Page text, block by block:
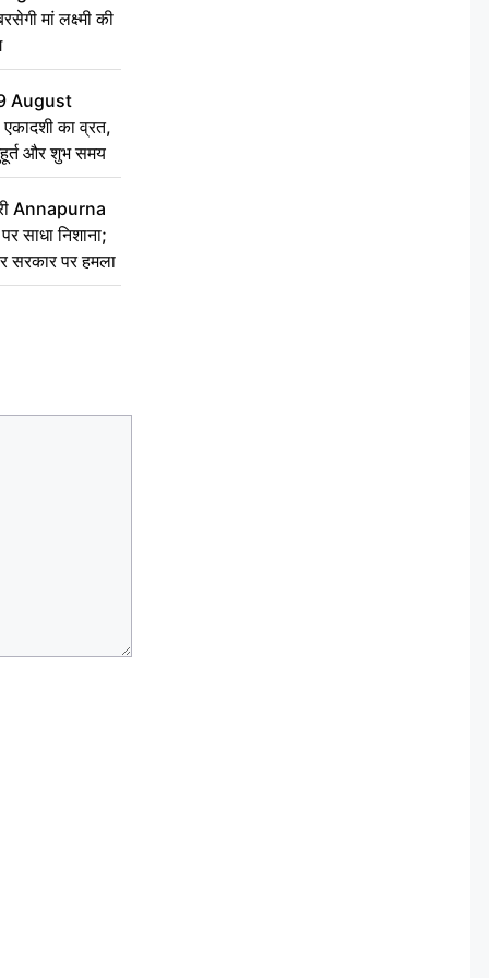
मां लक्ष्मी की
August
का व्रत,
और शुभ समय
Annapurna
साधा निशाना;
सरकार पर हमला